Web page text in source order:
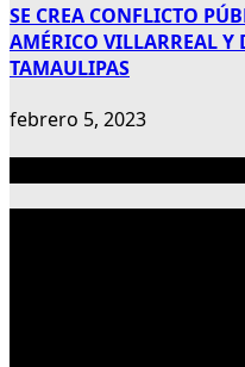
SE CREA CONFLICTO
AMÉRICO VILLARREAL Y
TAMAULIPAS
febrero 5, 2023